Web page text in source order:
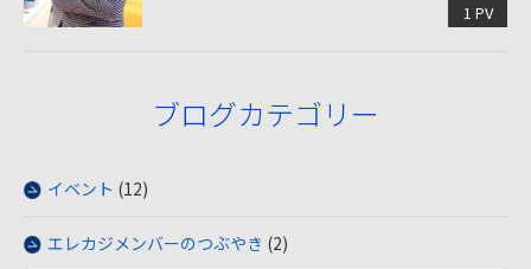
1 PV
ブログカテゴリー
イベント (12)
エレカジメンバーのつぶやき (2)